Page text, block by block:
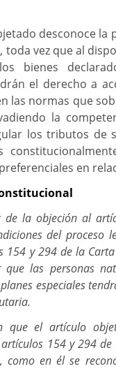
desconoce la
toda vez que al
bienes
el derecho a
las normas que
la
los tributos de
en
la objeción al
del proceso
y 294 de la
que las personas
especiales
que el artículo
154 y 294
en él se